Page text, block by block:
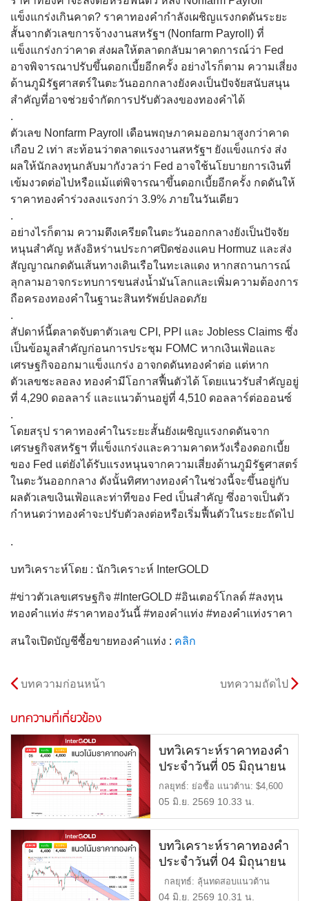
แข็งแกร่งเกินคาด? ราคาทองคำกำลังเผชิญแรงกดดันระยะ
สั้นจากตัวเลขการจ้างงานสหรัฐฯ (Nonfarm Payroll) ที่
แข็งแกร่งกว่าคาด ส่งผลให้ตลาดกลับมาคาดการณ์ว่า Fed
อาจพิจารณาปรับขึ้นดอกเบี้ยอีกครั้ง อย่างไรก็ตาม ความเสี่ยง
ด้านภูมิรัฐศาสตร์ในตะวันออกกลางยังคงเป็นปัจจัยสนับสนุน
สำคัญที่อาจช่วยจำกัดการปรับตัวลงของทองคำได้
.
ตัวเลข Nonfarm Payroll เดือนพฤษภาคมออกมาสูงกว่าคาด
เกือบ 2 เท่า สะท้อนว่าตลาดแรงงานสหรัฐฯ ยังแข็งแกร่ง ส่ง
ผลให้นักลงทุนกลับมากังวลว่า Fed อาจใช้นโยบายการเงินที่
เข้มงวดต่อไปหรือแม้แต่พิจารณาขึ้นดอกเบี้ยอีกครั้ง กดดันให้
ราคาทองคำร่วงลงแรงกว่า 3.9% ภายในวันเดียว
.
อย่างไรก็ตาม ความตึงเครียดในตะวันออกกลางยังเป็นปัจจัย
หนุนสำคัญ หลังอิหร่านประกาศปิดช่องแคบ Hormuz และส่ง
สัญญาณกดดันเส้นทางเดินเรือในทะเลแดง หากสถานการณ์
ลุกลามอาจกระทบการขนส่งน้ำมันโลกและเพิ่มความต้องการ
ถือครองทองคำในฐานะสินทรัพย์ปลอดภัย
.
สัปดาห์นี้ตลาดจับตาตัวเลข CPI, PPI และ Jobless Claims ซึ่ง
เป็นข้อมูลสำคัญก่อนการประชุม FOMC หากเงินเฟ้อและ
เศรษฐกิจออกมาแข็งแกร่ง อาจกดดันทองคำต่อ แต่หาก
ตัวเลขชะลอลง ทองคำมีโอกาสฟื้นตัวได้ โดยแนวรับสำคัญอยู่
ที่ 4,290 ดอลลาร์ และแนวต้านอยู่ที่ 4,510 ดอลลาร์ต่อออนซ์
.
โดยสรุป ราคาทองคำในระยะสั้นยังเผชิญแรงกดดันจาก
เศรษฐกิจสหรัฐฯ ที่แข็งแกร่งและความคาดหวังเรื่องดอกเบี้ย
ของ Fed แต่ยังได้รับแรงหนุนจากความเสี่ยงด้านภูมิรัฐศาสตร์
ในตะวันออกกลาง ดังนั้นทิศทางทองคำในช่วงนี้จะขึ้นอยู่กับ
ผลตัวเลขเงินเฟ้อและท่าทีของ Fed เป็นสำคัญ ซึ่งอาจเป็นตัว
กำหนดว่าทองคำจะปรับตัวลงต่อหรือเริ่มฟื้นตัวในระยะถัดไป
.
บทวิเคราะห์โดย : นักวิเคราะห์ InterGOLD
#ข่าวตัวเลขเศรษฐกิจ #InterGOLD #อินเตอร์โกลด์ #ลงทุน
ทองคำแท่ง #ราคาทองวันนี้ #ทองคำแท่ง #ทองคำแท่งราคา
สนใจเปิดบัญชีซื้อขายทองคำแท่ง : คลิก
บทความก่อนหน้า บทความถัดไป
บทความที่เกี่ยวข้อง
บทวิเคราะห์ราคาทองคำ
ประจำวันที่ 05 มิถุนายน
2569
กลยุทธ์: ย่อซื้อ แนวต้าน: $4,600
= 71,100 บาท แนวรับ: $ […]
05 มิ.ย. 2569 10.33 น.
บทวิเคราะห์ราคาทองคำ
ประจำวันที่ 04 มิถุนายน
2569
กลยุทธ์: ลุ้นทดสอบแนวต้าน
4480 ผ่านได้มีลุ้นขึ้น […]
04 มิ.ย. 2569 10.31 น.